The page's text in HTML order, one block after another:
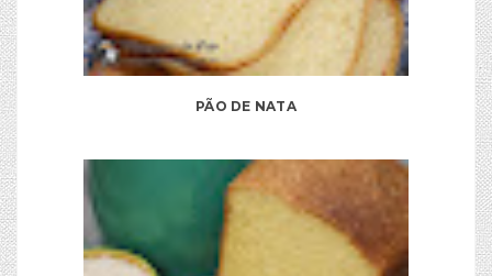
PÃO DE NATA